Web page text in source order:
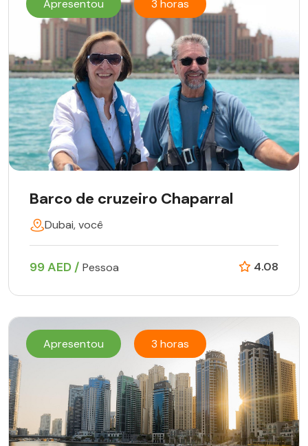
Apresentou 3 horas
Barco de cruzeiro Chaparral
Dubai, você
99 AED / Pessoa 4.08
Apresentou 3 horas